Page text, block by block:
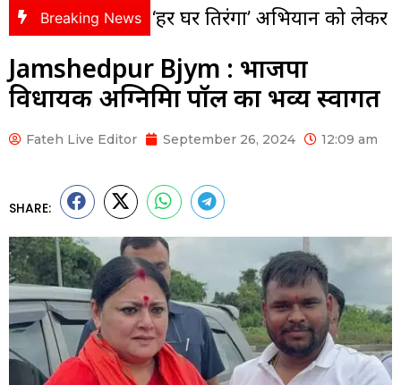
Breaking News
एवं ‘हर घर तिरंगा’ अभियान को लेकर भाजपा की
Jamshedpur Bjym : भाजपा
विधायक अग्निमित्रा पॉल का भव्य स्वागत
Fateh Live Editor September 26, 2024 12:09 am
SHARE: